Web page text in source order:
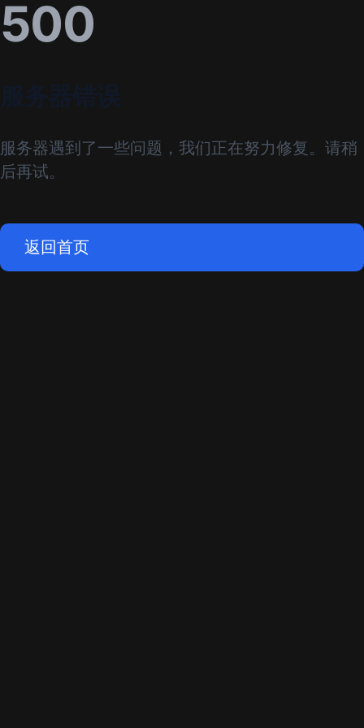
500
服务器遇到了一些问题，我们正在努力修复。请稍
后再试。
返回首页